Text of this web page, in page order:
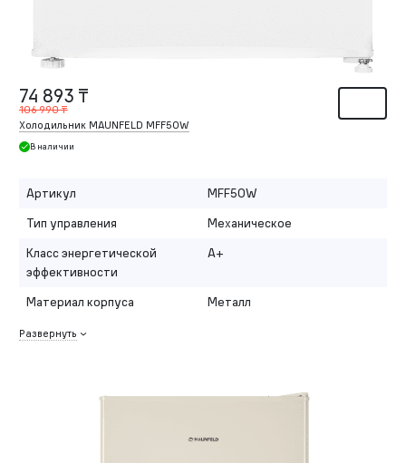
74 893 ₸
106 990 ₸
Холодильник MAUNFELD MFF50W
В наличии
Артикул
MFF50W
Тип управления
Механическое
Класс энергетической
эффективности
A+
Материал корпуса Металл
Развернуть